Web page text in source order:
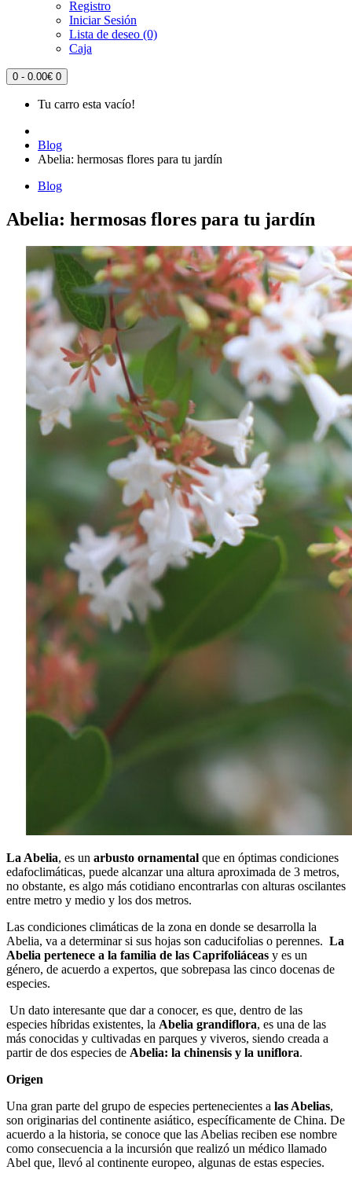
Registro
Iniciar Sesión
Lista de deseo (0)
Caja
0 - 0.00€ 0
Tu carro esta vacío!
Blog
Abelia: hermosas flores para tu jardín
Blog
Abelia: hermosas flores para tu jardín
La Abelia, es un arbusto ornamental que en óptimas condiciones
edafoclimáticas, puede alcanzar una altura aproximada de 3 metros,
no obstante, es algo más cotidiano encontrarlas con alturas oscilantes
entre metro y medio y los dos metros.
Las condiciones climáticas de la zona en donde se desarrolla la
Abelia, va a determinar si sus hojas son caducifolias o perennes. La
Abelia pertenece a la familia de las Caprifoliáceas y es un
género, de acuerdo a expertos, que sobrepasa las cinco docenas de
especies.
Un dato interesante que dar a conocer, es que, dentro de las
especies híbridas existentes, la Abelia grandiflora, es una de las
más conocidas y cultivadas en parques y viveros, siendo creada a
partir de dos especies de Abelia: la chinensis y la uniflora.
Origen
Una gran parte del grupo de especies pertenecientes a las Abelias,
son originarias del continente asiático, específicamente de China. De
acuerdo a la historia, se conoce que las Abelias reciben ese nombre
como consecuencia a la incursión que realizó un médico llamado
Abel que, llevó al continente europeo, algunas de estas especies.